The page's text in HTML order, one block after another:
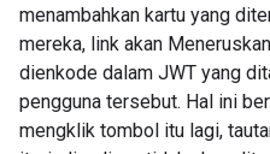
menambahkan kartu yang
mereka, link akan
dienkode dalam JWT yang
pengguna tersebut. Hal ini
mengklik tombol itu lagi,